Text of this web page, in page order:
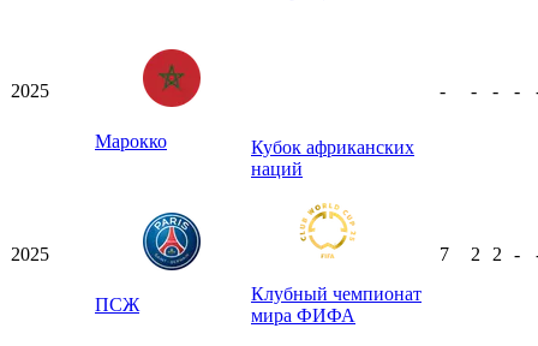
2025
Марокко
Кубок африканских
наций
- - - -
2025
ПСЖ
Клубный чемпионат
мира ФИФА
7 2 2 -